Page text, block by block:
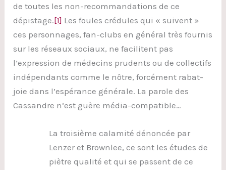
de toutes les non-recommandations de ce
dépistage.[1] Les foules crédules qui « suivent »
ces personnages, fan-clubs en général très fournis
sur les réseaux sociaux, ne facilitent pas
l’expression de médecins prudents ou de collectifs
indépendants comme le nôtre, forcément rabat-
joie dans l’espérance générale. La parole des
Cassandre n’est guère média-compatible…
La troisième calamité dénoncée par
Lenzer et Brownlee, ce sont les études de
piètre qualité et qui se passent de ce